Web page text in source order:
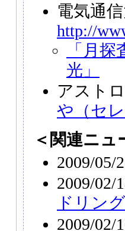
電気通
http://
「月
光」
アスト
や（セレ
＜関連ニュ
2009/05/
2009/02/
ドリン
2009/02/